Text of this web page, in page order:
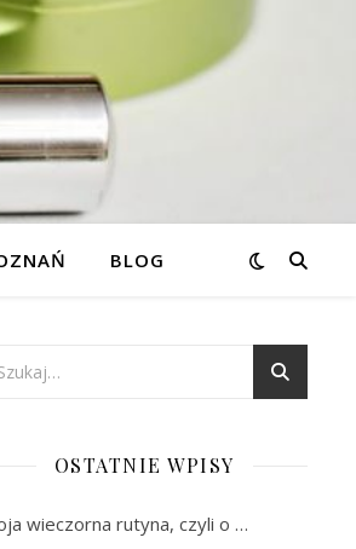
BLOG
OSTATNIE WPISY
wieczorna rutyna, czyli o …